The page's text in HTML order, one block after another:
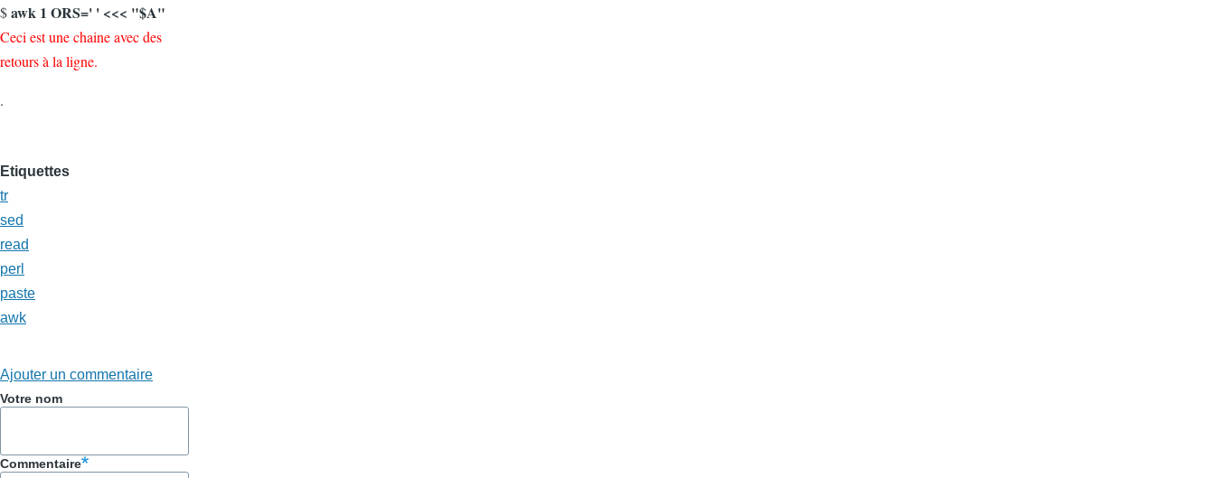
$awk 1 ORS=' ' <<< "$A"
Ceci est une chaine avec des
retours à la ligne.
.
Etiquettes
tr
sed
read
perl
paste
awk
Ajouter un commentaire
Votre nom
Commentaire